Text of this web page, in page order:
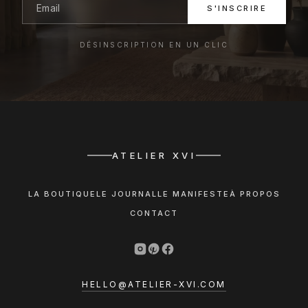
S'INSCRIRE
DÉSINSCRIPTION EN UN CLIC
ATELIER XVI
LA BOUTIQUE LE JOURNALLE MANIFESTE À PROPOS
CONTACT
HELLO@ATELIER-XVI.COM